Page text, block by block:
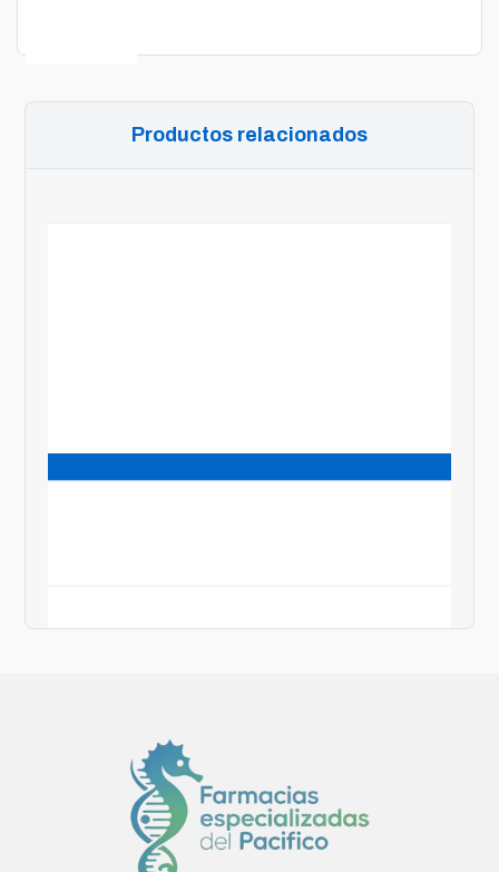
Descripción
Productos relacionados